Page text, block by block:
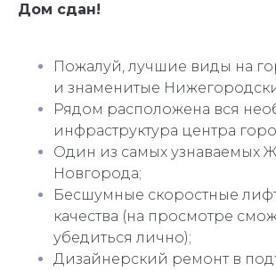
Дoм cдaн!
Пожалуй, лучшие виды на
и знаменитые
Рядом расположена вся
инфраструктура центра
Один из самых узнаваемых
Новгорода;
Бесшумные скоростные
качества (на просмотре
убедиться лично);
Дизайнерский ремонт в